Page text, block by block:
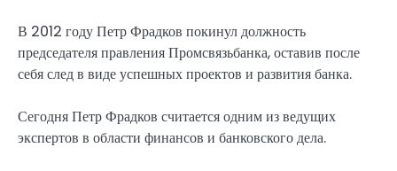
В 2012 году Петр Фрадков покинул должность
председателя правления Промсвязьбанка, оставив после
себя след в виде успешных проектов и развития банка.
Сегодня Петр Фрадков считается одним из ведущих
экспертов в области финансов и банковского дела.